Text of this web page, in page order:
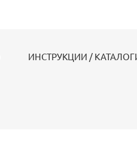
ИНСТРУКЦИИ /